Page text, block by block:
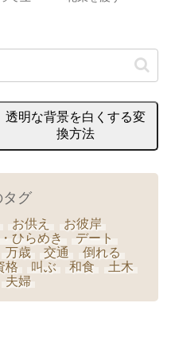
透明な背景を白くする変
換方法
タグ
お供え
お彼岸
ひらめき
デート
万歳 交通
倒れる
格 叫ぶ 和食
土木
夫婦